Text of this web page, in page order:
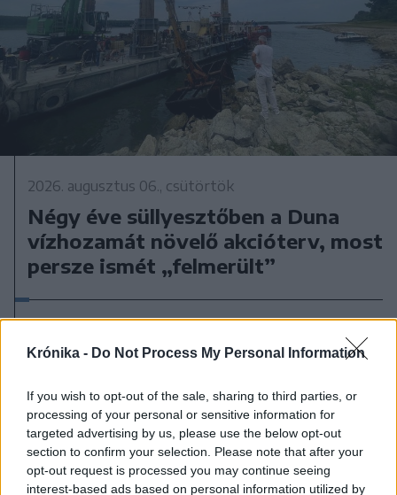
Krónika - Do Not Process My Personal Information
If you wish to opt-out of the sale, sharing to third parties, or
processing of your personal or sensitive information for
targeted advertising by us, please use the below opt-out
section to confirm your selection. Please note that after your
opt-out request is processed you may continue seeing
interest-based ads based on personal information utilized by
2026. augusztus 06., csütörtök
Négy éve süllyesztőben a Duna
vízhozamát növelő akcióterv, most
persze ismét „felmerült”